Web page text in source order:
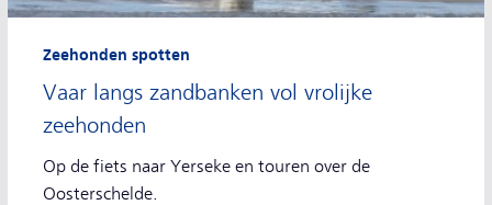
Vaar langs zandbanken vol vrolijke
zeehonden
Zeehonden spotten
Op de fiets naar Yerseke en touren over de
Oosterschelde.